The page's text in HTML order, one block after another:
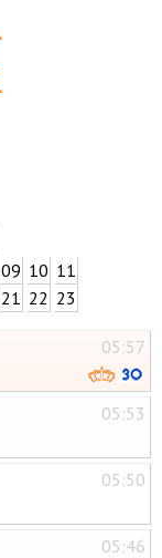
09 10 11
21 22 23
05:57
05:53
05:50
05:46